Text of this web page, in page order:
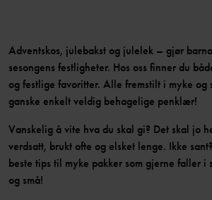
Adventskos, julebakst og julelek – gjør
sesongens festligheter. Hos oss finner du
og festlige favoritter. Alle fremstilt i myke og
ganske enkelt veldig behagelige penklær!
Vanskelig å vite hva du skal gi? Det skal jo
verdsatt, brukt ofte og elsket lenge. Ikke
beste tips til myke pakker som gjerne faller i
og små!